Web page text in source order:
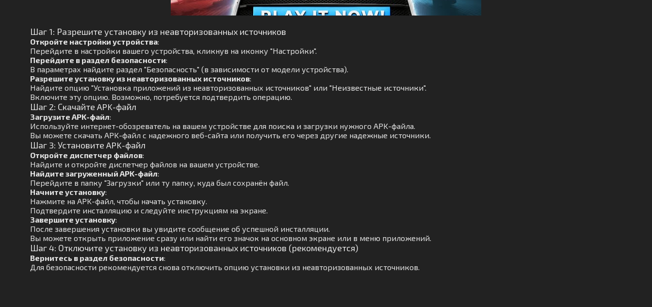
Шаг 1: Разрешите установку из неавторизованных источников
Откройте настройки устройства:
Перейдите в настройки вашего устройства, кликнув на иконку "Настройки".
Перейдите в раздел безопасности:
В параметрах найдите раздел "Безопасность" (в зависимости от модели устройства).
Разрешите установку из неавторизованных источников:
Найдите опцию "Установка приложений из неавторизованных источников" или "Неизвестные источники".
Включите эту опцию. Возможно, потребуется подтвердить операцию.
Шаг 2: Скачайте APK-файл
Загрузите APK-файл:
Используйте интернет-обозреватель на вашем устройстве для поиска и загрузки нужного APK-файла.
Вы можете скачать APK-файл с надежного веб-сайта или получить его через другие надежные источники.
Шаг 3: Установите APK-файл
Откройте диспетчер файлов:
Найдите и откройте диспетчер файлов на вашем устройстве.
Найдите загруженный APK-файл:
Перейдите в папку "Загрузки" или ту папку, куда был сохранён файл.
Начните установку:
Нажмите на APK-файл, чтобы начать установку.
Подтвердите инсталляцию и следуйте инструкциям на экране.
Завершите установку:
После завершения установки вы увидите сообщение об успешной инсталляции.
Вы можете открыть приложение сразу или найти его значок на основном экране или в меню приложений.
Шаг 4: Отключите установку из неавторизованных источников (рекомендуется)
Вернитесь в раздел безопасности:
Для безопасности рекомендуется снова отключить опцию установки из неавторизованных источников.